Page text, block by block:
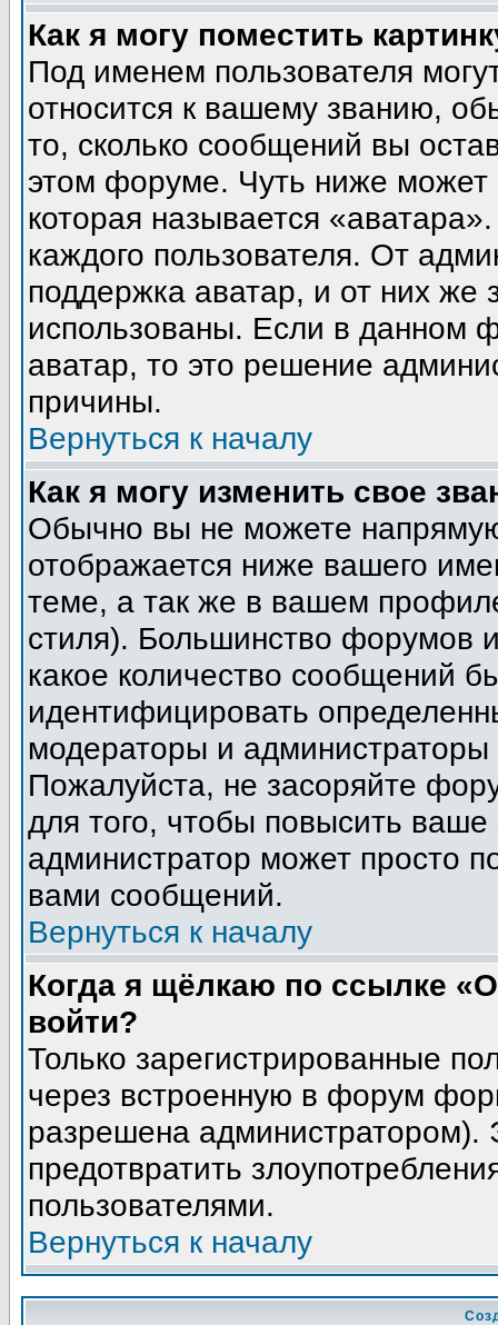
Как я могу поместить
Под именем пользователя
относится к вашему званию,
то, сколько сообщений вы
этом форуме. Чуть ниже может
которая называется
каждого пользователя. От
поддержка аватар, и от них же
использованы. Если в данном
аватар, то это решение
причины.
Вернуться к началу
Как я могу изменить свое
Обычно вы не можете
отображается ниже вашего
теме, а так же в вашем
стиля). Большинство форумов
какое количество сообщений
идентифицировать
модераторы и
Пожалуйста, не засоряйте
для того, чтобы повысить
администратор может просто
вами сообщений.
Вернуться к началу
Когда я щёлкаю по ссылке
войти?
Только зарегистрированные
через встроенную в форум
разрешена администратором).
предотвратить
пользователями.
Вернуться к началу